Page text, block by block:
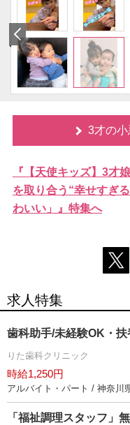
3才の
『【天使キッズ】3才
を取り合う“幸せすぎ
わいい」』特集へ
求人特集
歯科助手/未経験OK・
りた歯科クリニック
時給1,250円
アルバイト・パート / 神奈川
「福祉調理スタッフ」